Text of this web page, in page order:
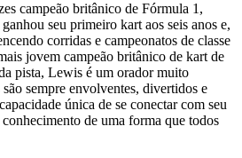
campeão britânico de Fórmula 1,
seu primeiro kart aos seis anos e,
corridas e campeonatos de classe
jovem campeão britânico de kart de
pista, Lewis é um orador muito
sempre envolventes, divertidos e
única de se conectar com seu
de uma forma que todos